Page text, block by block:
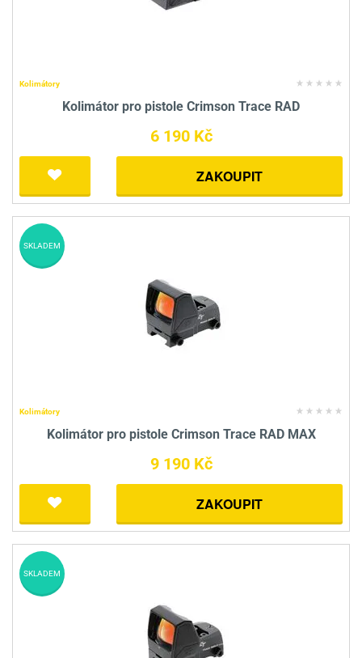
Kolimátory
Kolimátor pro pistole Crimson Trace RAD
6 190 Kč
ZAKOUPIT
Kolimátory
Kolimátor pro pistole Crimson Trace RAD MAX
9 190 Kč
ZAKOUPIT
SKLADEM
SKLADEM